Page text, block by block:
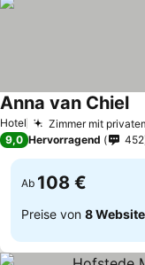
Hotel Zimmer mit
Anna van Chiel
9,0 Hervorragend 452
Ab 108 €
Preise von 8